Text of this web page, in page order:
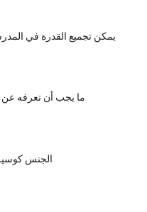
يمكن تجميع القدرة في
ما يجب أن تعرفه عن
الجنس